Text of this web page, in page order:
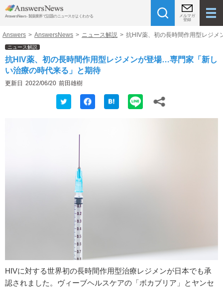
AnswersNews - 製薬業界で話題のニュースがよくわかる
メルマガ
登録
Answers > AnswersNews > ニュース解説 > 抗HIV薬、初の長時間作用型レジ
ニュース解説
抗HIV薬、初の長時間作用型レジメンが登場…専門家「新し
い治療の時代来る」と期待
更新日 2022/06/20 前田雄樹
HIVに対する世界初の長時間作用型治療レジメンが日本でも承
認されました。ヴィーブヘルスケアの「ボカブリア」とヤンセ